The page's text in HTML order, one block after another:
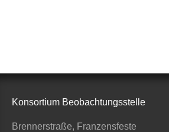
Konsortium Beobachtungsstelle
Brennerstraße, Franzensfeste